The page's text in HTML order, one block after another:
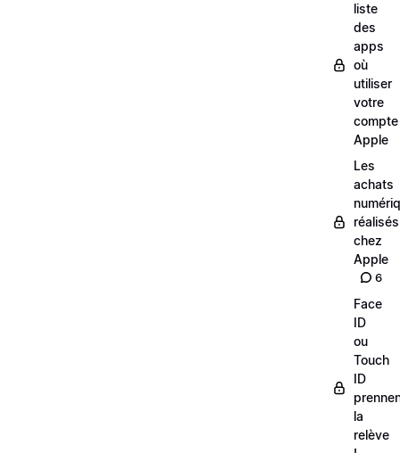
liste
des
apps
où
utiliser
votre
compte
Apple
Les
achats
réalisés
chez
Apple
6
Face
ID
ou
Touch
ID
la
relève